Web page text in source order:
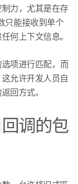
力，尤其是在存
只能接收到单个
何上下文信息。
项进行匹配，而
允许开发人员自
回方式。
回调的包